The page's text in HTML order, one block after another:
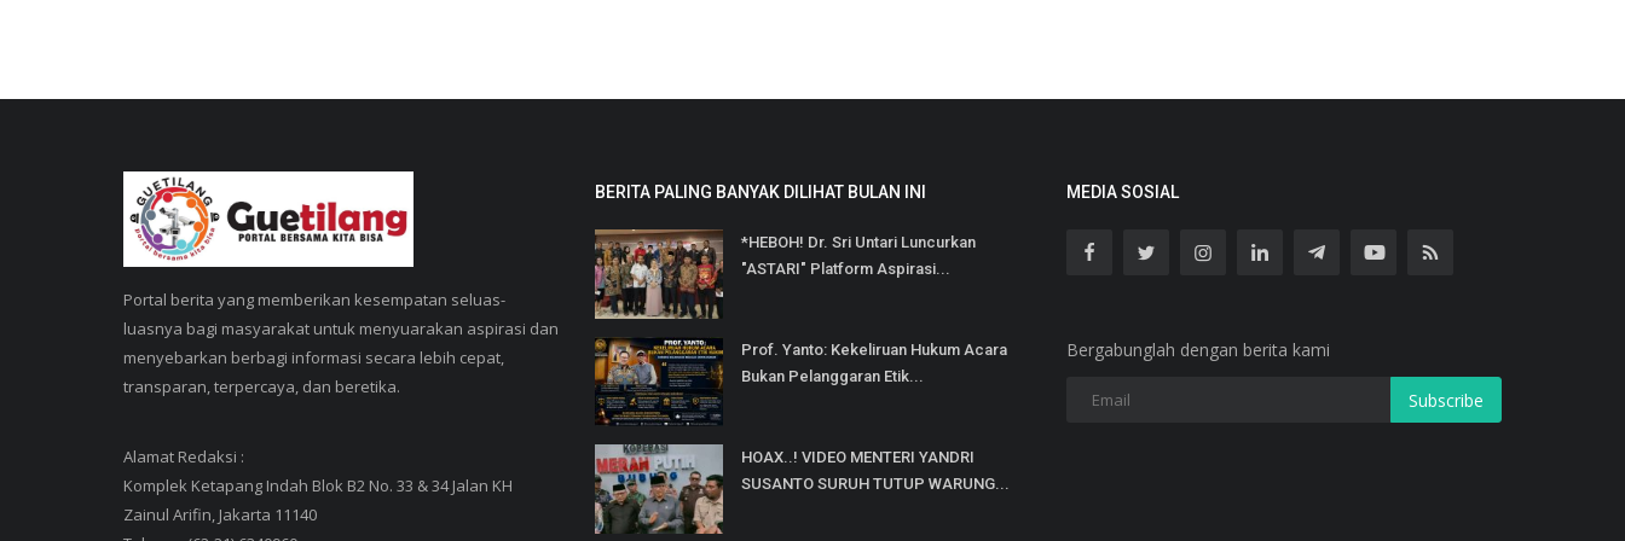
Portal berita yang memberikan kesempatan seluas-
luasnya bagi masyarakat untuk menyuarakan aspirasi dan
menyebarkan berbagi informasi secara lebih cepat,
transparan, terpercaya, dan beretika.
Alamat Redaksi :
Komplek Ketapang Indah Blok B2 No. 33 & 34 Jalan KH
Zainul Arifin, Jakarta 11140
BERITA PALING BANYAK DILIHAT BULAN INI
*HEBOH! Dr. Sri Untari Luncurkan
"ASTARI" Platform Aspirasi...
Prof. Yanto: Kekeliruan Hukum Acara
Bukan Pelanggaran Etik...
HOAX..! VIDEO MENTERI YANDRI
SUSANTO SURUH TUTUP WARUNG...
MEDIA SOSIAL
Bergabunglah dengan berita kami
Subscribe